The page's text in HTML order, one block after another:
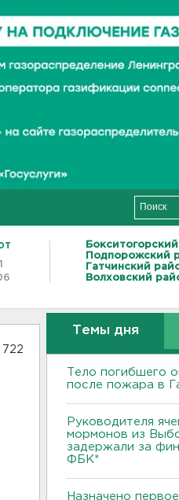
Подпорожский
Гатчинский
Волховский
722
Темы дня
Тело погибшего
после пожара в
Руководителя
мормонов из
задержали за
ФБК*
Назначено